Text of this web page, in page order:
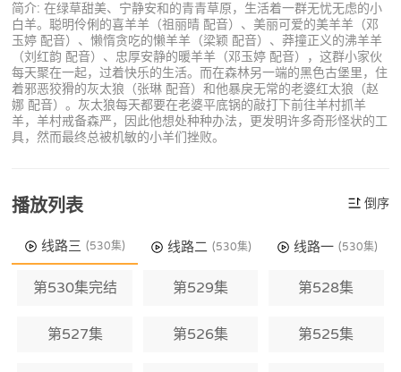
简介: 在绿草甜美、宁静安和的青青草原，生活着一群无忧无虑的小
白羊。聪明伶俐的喜羊羊（祖丽晴 配音）、美丽可爱的美羊羊（邓
玉婷 配音）、懒惰贪吃的懒羊羊（梁颖 配音）、莽撞正义的沸羊羊
（刘红韵 配音）、忠厚安静的暖羊羊（邓玉婷 配音），这群小家伙
每天聚在一起，过着快乐的生活。而在森林另一端的黑色古堡里，住
着邪恶狡猾的灰太狼（张琳 配音）和他暴戾无常的老婆红太狼（赵
娜 配音）。灰太狼每天都要在老婆平底锅的敲打下前往羊村抓羊
羊，羊村戒备森严，因此他想处种种办法，更发明许多奇形怪状的工
具，然而最终总被机敏的小羊们挫败。
播放列表 倒序
线路三 (530集) 线路二 (530集) 线路一 (530集)
第530集完结 第529集 第528集
第527集 第526集 第525集